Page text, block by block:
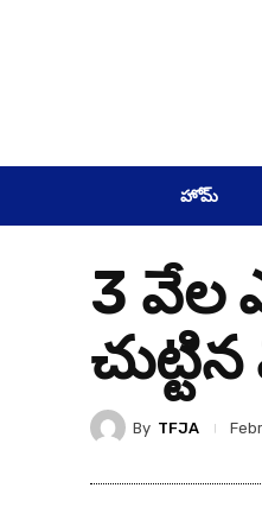
హోమ్
3 వేల
By TFJA